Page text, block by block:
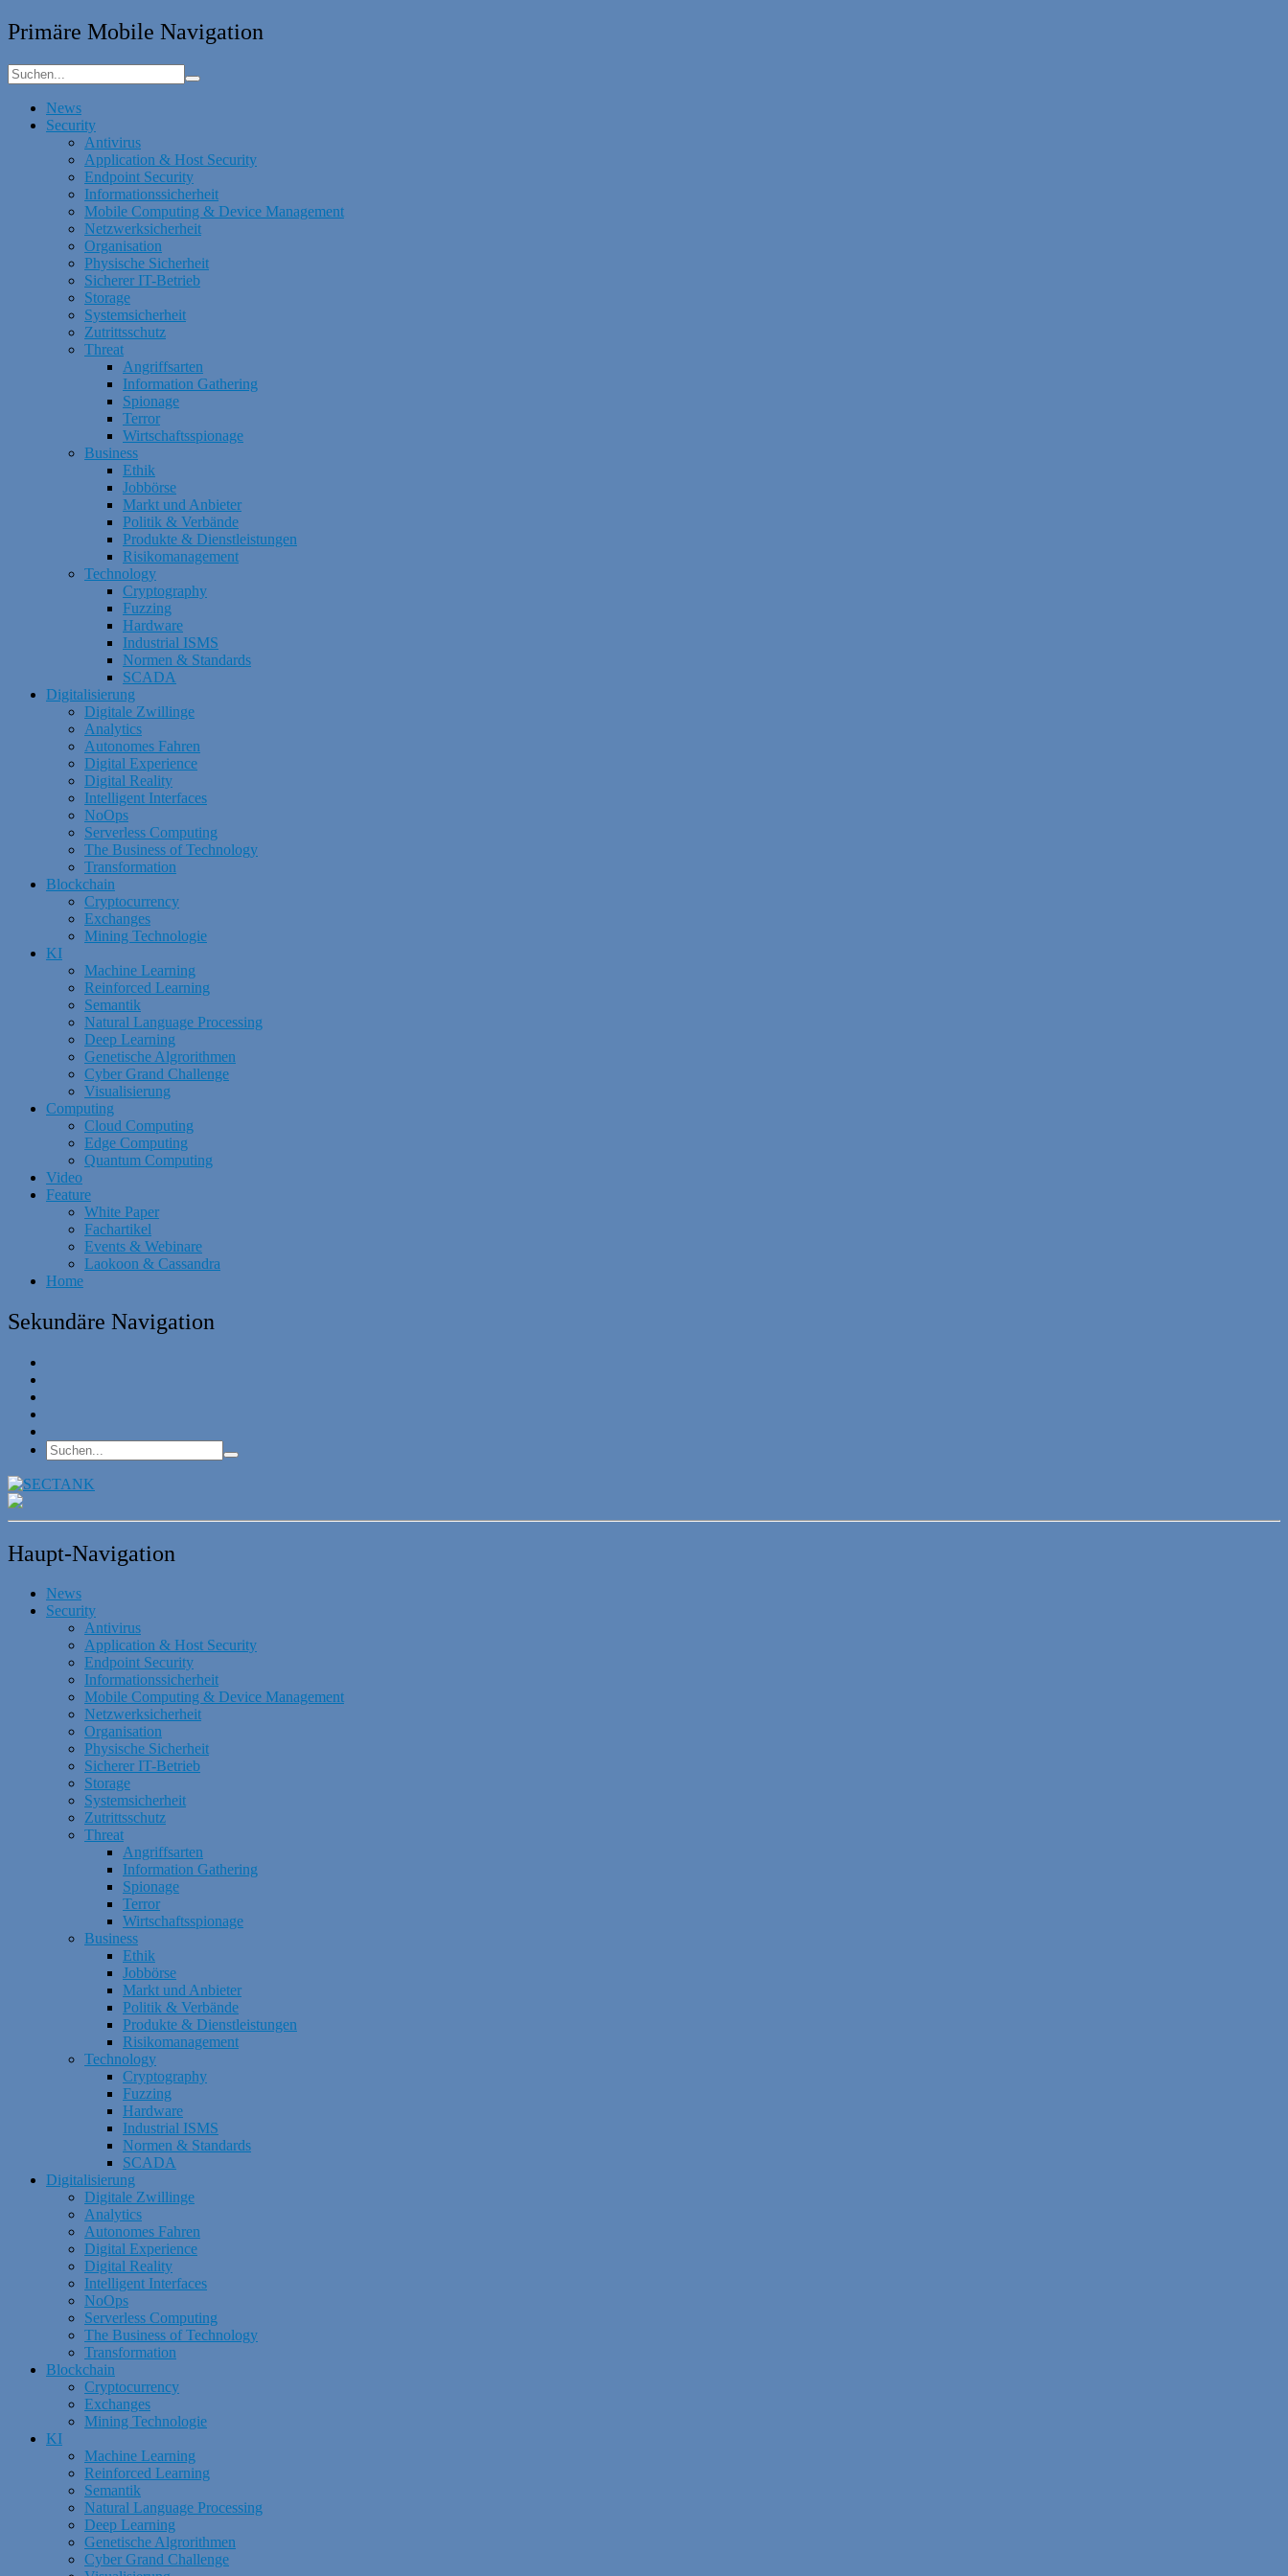
Primäre Mobile Navigation
News
Security
Antivirus
Application & Host Security
Endpoint Security
Informationssicherheit
Mobile Computing & Device Management
Netzwerksicherheit
Organisation
Physische Sicherheit
Sicherer IT-Betrieb
Storage
Systemsicherheit
Zutrittsschutz
Threat
Angriffsarten
Information Gathering
Spionage
Terror
Wirtschaftsspionage
Business
Ethik
Jobbörse
Markt und Anbieter
Politik & Verbände
Produkte & Dienstleistungen
Risikomanagement
Technology
Cryptography
Fuzzing
Hardware
Industrial ISMS
Normen & Standards
SCADA
Digitalisierung
Digitale Zwillinge
Analytics
Autonomes Fahren
Digital Experience
Digital Reality
Intelligent Interfaces
NoOps
Serverless Computing
The Business of Technology
Transformation
Blockchain
Cryptocurrency
Exchanges
Mining Technologie
KI
Machine Learning
Reinforced Learning
Semantik
Natural Language Processing
Deep Learning
Genetische Algrorithmen
Cyber Grand Challenge
Visualisierung
Computing
Cloud Computing
Edge Computing
Quantum Computing
Video
Feature
White Paper
Fachartikel
Events & Webinare
Laokoon & Cassandra
Home
Sekundäre Navigation
Haupt-Navigation
News
Security
Antivirus
Application & Host Security
Endpoint Security
Informationssicherheit
Mobile Computing & Device Management
Netzwerksicherheit
Organisation
Physische Sicherheit
Sicherer IT-Betrieb
Storage
Systemsicherheit
Zutrittsschutz
Threat
Angriffsarten
Information Gathering
Spionage
Terror
Wirtschaftsspionage
Business
Ethik
Jobbörse
Markt und Anbieter
Politik & Verbände
Produkte & Dienstleistungen
Risikomanagement
Technology
Cryptography
Fuzzing
Hardware
Industrial ISMS
Normen & Standards
SCADA
Digitalisierung
Digitale Zwillinge
Analytics
Autonomes Fahren
Digital Experience
Digital Reality
Intelligent Interfaces
NoOps
Serverless Computing
The Business of Technology
Transformation
Blockchain
Cryptocurrency
Exchanges
Mining Technologie
KI
Machine Learning
Reinforced Learning
Semantik
Natural Language Processing
Deep Learning
Genetische Algrorithmen
Cyber Grand Challenge